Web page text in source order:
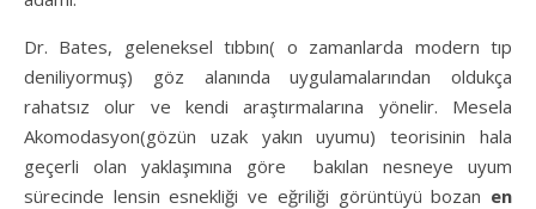
Dr. Bates, geleneksel tıbbın( o zamanlarda modern tıp
deniliyormuş) göz alanında uygulamalarından oldukça
rahatsız olur ve kendi araştırmalarına yönelir. Mesela
Akomodasyon(gözün uzak yakın uyumu) teorisinin hala
geçerli olan yaklaşımına göre bakılan nesneye uyum
sürecinde lensin esnekliği ve eğriliği görüntüyü bozan en